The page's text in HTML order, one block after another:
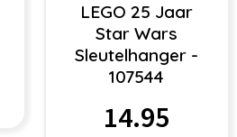
LEGO 25 Jaar
Star Wars
Sleutelhanger -
107544
14.95